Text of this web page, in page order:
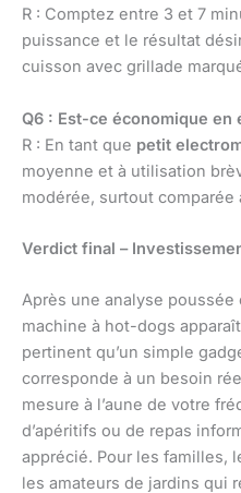
R : Comptez entre 3 et 7
puissance et le résultat
cuisson avec grillade
Q6 : Est-ce économique en
R : En tant que petit
moyenne et à utilisation
modérée, surtout comparée
Verdict final –
Après une analyse
machine à hot-dogs
pertinent qu’un simple
corresponde à un besoin
mesure à l’aune de votre
d’apéritifs ou de repas
apprécié. Pour les familles,
les amateurs de jardins qui